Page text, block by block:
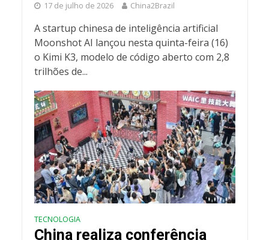
17 de julho de 2026 China2Brazil
A startup chinesa de inteligência artificial
Moonshot AI lançou nesta quinta-feira (16)
o Kimi K3, modelo de código aberto com 2,8
trilhões de...
TECNOLOGIA
China realiza conferência